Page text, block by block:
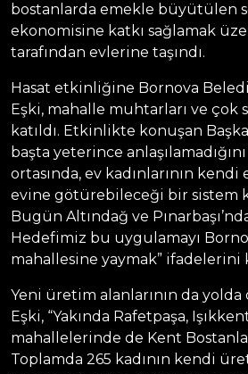
bostanlarda emekle büyütülen
ekonomisine katkı sağlamak
tarafından evlerine taşındı.
Hasat etkinliğine Bornova
Eşki, mahalle muhtarları ve çok
katıldı. Etkinlikte konuşan
başta yeterince
ortasında, ev kadınlarının
evine götürebileceği bir sistem
Bugün Altındağ ve
Hedefimiz bu uygulamayı
mahallesine yaymak” ifadelerini
Yeni üretim alanlarının da
Eşki, “Yakında Rafetpaşa,
mahallelerinde de Kent
Toplamda 265 kadının kendi